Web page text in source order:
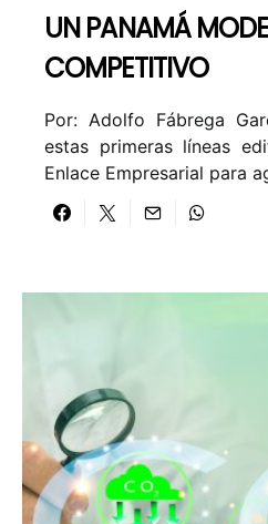
UN PANAMÁ
COMPETITIVO
Por: Adolfo Fábrega
estas primeras líneas
Enlace Empresarial para